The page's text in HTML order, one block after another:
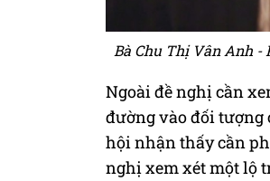
Bà Chu Thị Vân Anh
Ngoài đề nghị cần
đường vào đối tượng
hội nhận thấy cần
nghị xem xét một lộ